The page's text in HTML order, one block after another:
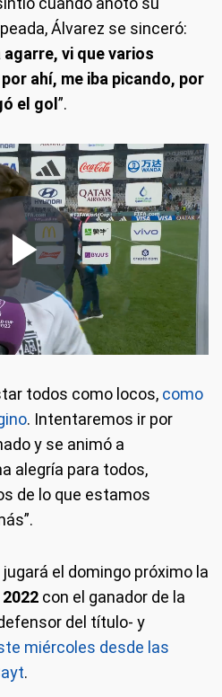
Álvarez se sinceró:
agarre, vi que varios
ahí, me iba picando, por
el gol ”.
todos como locos, como
. Intentaremos ir por
y se animó a
alegría para todos,
de lo que estamos
el domingo próximo la
con el ganador de la
del título- y
miércoles desde las
.